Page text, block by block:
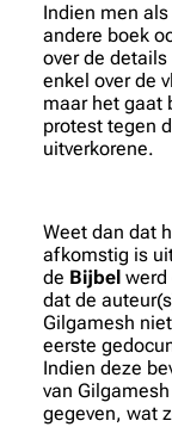
Indien men
andere boek
over de
enkel over de
maar het gaat
protest tegen
uitverkorene.
Weet dan dat
afkomstig is
de Bijbel werd
dat de
Gilgamesh
eerste
Indien deze
van
gegeven, wat